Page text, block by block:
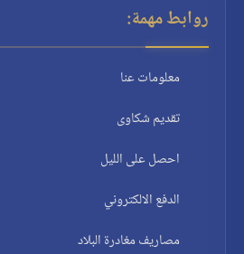
روابط مهمة:
معلومات عنا
تقديم شكاوى
احصل على الليل
الدفع الالكتروني
مصاريف مغادرة البلاد